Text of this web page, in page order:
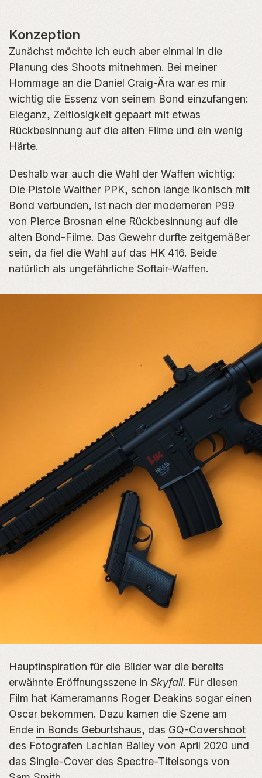
Konzeption
Zunächst möchte ich euch aber einmal in die
Planung des Shoots mitnehmen. Bei meiner
Hommage an die Daniel Craig-Ära war es mir
wichtig die Essenz von seinem Bond einzufangen:
Eleganz, Zeitlosigkeit gepaart mit etwas
Rückbesinnung auf die alten Filme und ein wenig
Härte.
Deshalb war auch die Wahl der Waffen wichtig:
Die Pistole Walther PPK, schon lange ikonisch mit
Bond verbunden, ist nach der moderneren P99
von Pierce Brosnan eine Rückbesinnung auf die
alten Bond-Filme. Das Gewehr durfte zeitgemäßer
sein, da fiel die Wahl auf das HK 416. Beide
natürlich als ungefährliche Softair-Waffen.
Hauptinspiration für die Bilder war die bereits
erwähnte Eröffnungsszene in Skyfall. Für diesen
Film hat Kameramanns Roger Deakins sogar einen
Oscar bekommen. Dazu kamen die Szene am
Ende in Bonds Geburtshaus, das GQ-Covershoot
des Fotografen Lachlan Bailey von April 2020 und
das Single-Cover des Spectre-Titelsongs von